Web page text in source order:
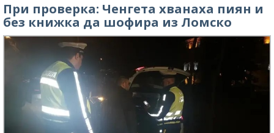
При проверка: Ченгета хванаха пиян и
без книжка да шофира из Ломско